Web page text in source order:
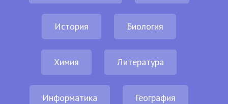
История Биология
Химия Литература
Информатика География